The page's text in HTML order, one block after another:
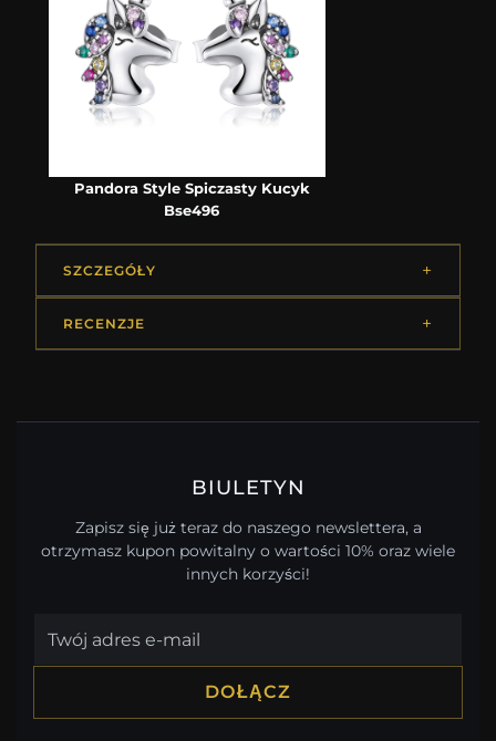
Pandora Style Spiczasty Kucyk
Bse496
SZCZEGÓŁY
RECENZJE
BIULETYN
Zapisz się już teraz do naszego newslettera, a
otrzymasz kupon powitalny o wartości 10% oraz wiele
innych korzyści!
DOŁĄCZ